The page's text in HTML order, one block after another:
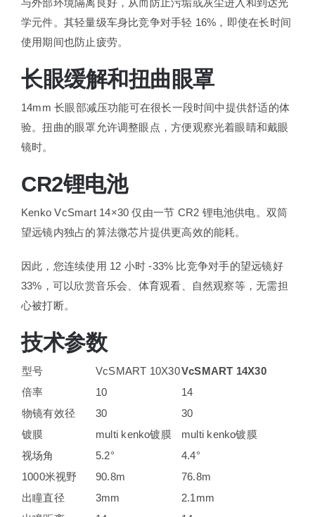
与外部环境隔离良好，从而防止污垢或灰尘进入和到达光
学元件。其轻量级车身比竞争对手轻 16%，即使在长时间
使用期间也防止疲劳。
长眼缓解和扭曲眼罩
14mm 长眼部减压功能可在很长一段时间中提供舒适的体
验。扭曲的眼罩允许调整眼点，方便观察光着眼睛和戴眼
镜时。
CR2锂电池
Kenko VcSmart 14×30 仅由一节 CR2 锂电池供电。双筒
望远镜内独占的算法微芯片提供更高效的能耗。
因此，您连续使用 12 小时 -33% 比竞争对手的望远镜好
33%，可以欣赏音乐会、体育观看、自然观察等，无需担
心被打断。
技术参数
型号 VcSMART 10X30VcSMART 14X30
倍率
10
14
物镜有效径
30
30
镀膜
multi kenko镀膜
multi kenko镀膜
视场角
5.2°
4.4°
1000米视野
90.8m
76.8m
出瞳直径
3mm
2.1mm